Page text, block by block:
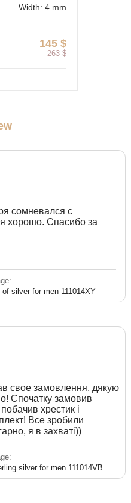
Width: 4 mm
145 $
263 $
сомневался с
хорошо. Спасибо за
silver for men 111014XY
свое замовлення, дякую
Спочатку замовив
хрестик і
Все зробили
я в захваті))
silver for men 111014VB